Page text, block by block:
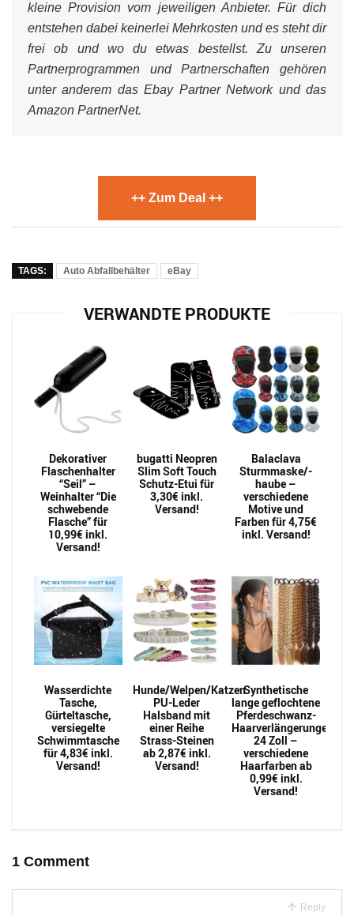
kleine Provision vom jeweiligen Anbieter. Für dich
entstehen dabei keinerlei Mehrkosten und es steht dir
frei ob und wo du etwas bestellst. Zu unseren
Partnerprogrammen und Partnerschaften gehören
unter anderem das Ebay Partner Network und das
Amazon PartnerNet.
++ Zum Deal ++
TAGS: Auto Abfallbehälter eBay
VERWANDTE PRODUKTE
Dekorativer
Flaschenhalter
“Seil” –
Weinhalter “Die
schwebende
Flasche” für
10,99€ inkl.
Versand!
bugatti Neopren
Slim Soft Touch
Schutz-Etui für
3,30€ inkl.
Versand!
Balaclava
Sturmmaske/-
haube –
verschiedene
Motive und
Farben für 4,75€
inkl. Versand!
Wasserdichte
Tasche,
Gürteltasche,
versiegelte
Schwimmtasche
für 4,83€ inkl.
Versand!
Hunde/Welpen/Katzen
PU-Leder
Halsband mit
einer Reihe
Strass-Steinen
ab 2,87€ inkl.
Versand!
Synthetische
lange geflochtene
Pferdeschwanz-
Haarverlängerungen
24 Zoll –
verschiedene
Haarfarben ab
0,99€ inkl.
Versand!
1 Comment
Reply